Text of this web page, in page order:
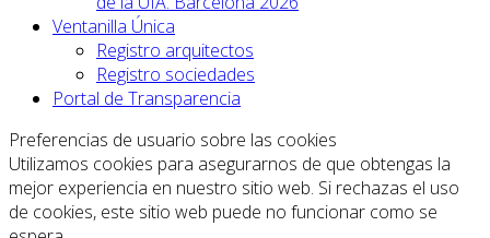
Ventanilla Única
Registro arquitectos
Registro sociedades
Portal de Transparencia
Preferencias de usuario sobre las cookies
Utilizamos cookies para asegurarnos de que obtengas la
mejor experiencia en nuestro sitio web. Si rechazas el uso
de cookies, este sitio web puede no funcionar como se